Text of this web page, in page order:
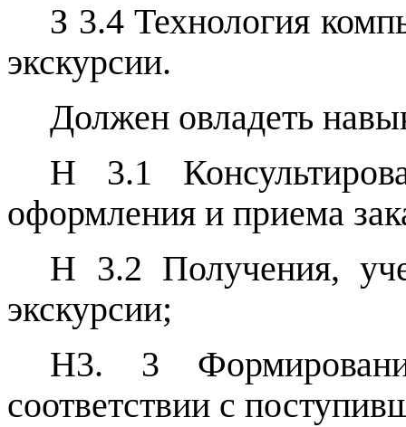
З 3.4 Технология
экскурсии.
Должен овладеть
Н 3.1
оформления и приема
Н 3.2 Получения,
экскурсии;
Н3. 3
соответствии с